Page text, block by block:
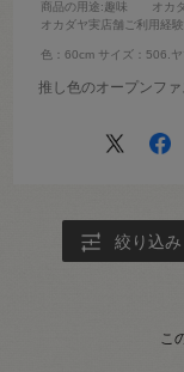
商品の用途:趣味 オカ
オカダヤ実店舗ご利用経験
色：60cm サイズ：506.
推し色のオープンフ
絞り込み
こ